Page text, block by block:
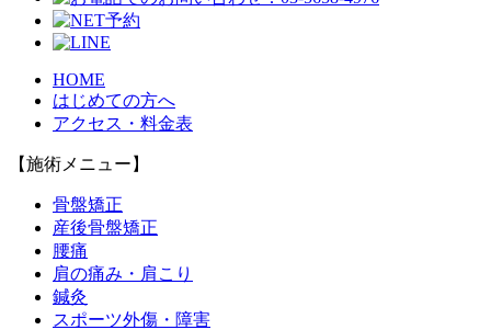
HOME
はじめての方へ
アクセス・料金表
【施術メニュー】
骨盤矯正
産後骨盤矯正
腰痛
肩の痛み・肩こり
鍼灸
スポーツ外傷・障害